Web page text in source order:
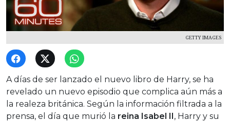
GETTY IMAGES
A días de ser lanzado el nuevo libro de Harry, se ha
revelado un nuevo episodio que complica aún más a
la realeza británica. Según la información filtrada a la
prensa, el día que murió la reina Isabel II , Harry y su